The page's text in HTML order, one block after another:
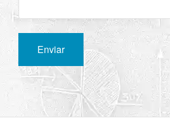
Enviar